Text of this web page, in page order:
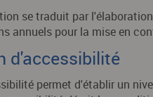
se traduit par
annuels pour la mise en
d'accessibilité
permet d'établir un